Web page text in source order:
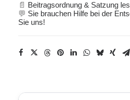
📄 Beitragsordnung & Satzung
💬 Sie brauchen Hilfe bei der
Sie uns!